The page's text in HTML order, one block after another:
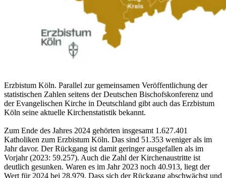
Erzbistum Köln. Parallel zur gemeinsamen Veröffentlichung der
statistischen Zahlen seitens der Deutschen Bischofskonferenz und
der Evangelischen Kirche in Deutschland gibt auch das Erzbistum
Köln seine aktuelle Kirchenstatistik bekannt.
Zum Ende des Jahres 2024 gehörten insgesamt 1.627.401
Katholiken zum Erzbistum Köln. Das sind 51.353 weniger als im
Jahr davor. Der Rückgang ist damit geringer ausgefallen als im
Vorjahr (2023: 59.257). Auch die Zahl der Kirchenaustritte ist
deutlich gesunken. Waren es im Jahr 2023 noch 40.913, liegt der
Wert für 2024 bei 28.979. Dass sich der Rückgang abschwächst und